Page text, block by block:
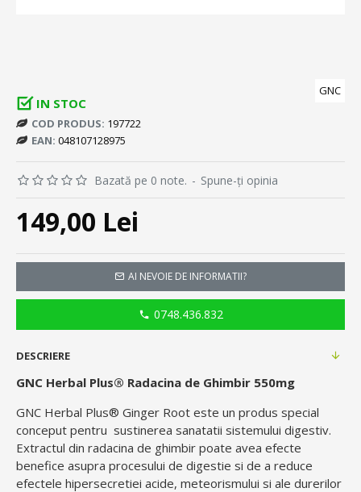
IN STOC
COD PRODUS: 197722
EAN: 048107128975
GNC
Bazată pe 0 note. - Spune-ţi opinia
149,00 Lei
AI NEVOIE DE INFORMATII?
0748.436.832
DESCRIERE
GNC Herbal Plus® Radacina de Ghimbir 550mg
GNC Herbal Plus® Ginger Root este un produs special
conceput pentru sustinerea sanatatii sistemului digestiv.
Extractul din radacina de ghimbir poate avea efecte
benefice asupra procesului de digestie si de a reduce
efectele hipersecretiei acide, meteorismului si ale durerilor